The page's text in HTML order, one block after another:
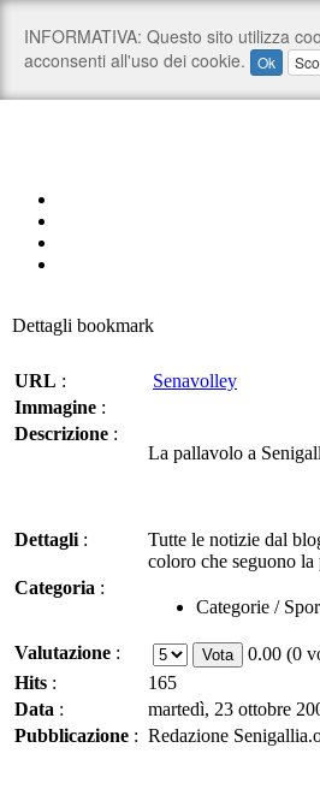
Dettagli bookmark
URL :
Senavolley
Immagine :
Descrizione :
La pallavolo a
Dettagli :
Tutte le notizie dal
coloro che seguono
Categoria :
Categorie /
Valutazione :
0.00 (0
Hits :
165
Data :
martedì, 23 ottobre
Pubblicazione : Redazione